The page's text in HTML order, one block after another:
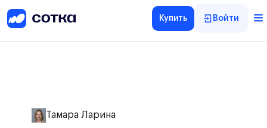
Купить Войти
Тамара Ларина